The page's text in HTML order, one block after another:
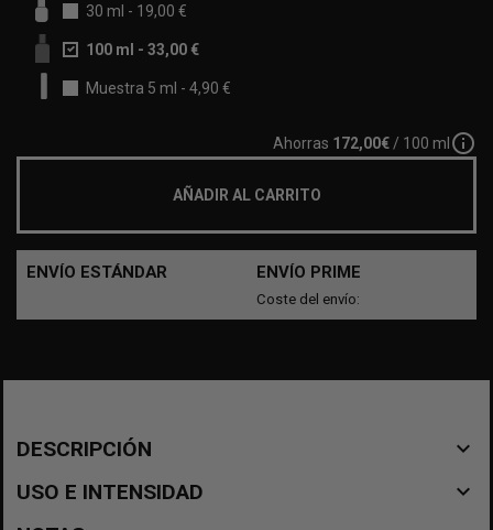
30 ml - 19,00 €
100 ml - 33,00 €
Muestra 5 ml - 4,90 €
Ahorras 172,00€ / 100 mlinfo_outline
AÑADIR AL CARRITO
ENVÍO ESTÁNDAR ENVÍO PRIME
Coste del envío:
DESCRIPCIÓN navigate_before
USO E INTENSIDAD navigate_before